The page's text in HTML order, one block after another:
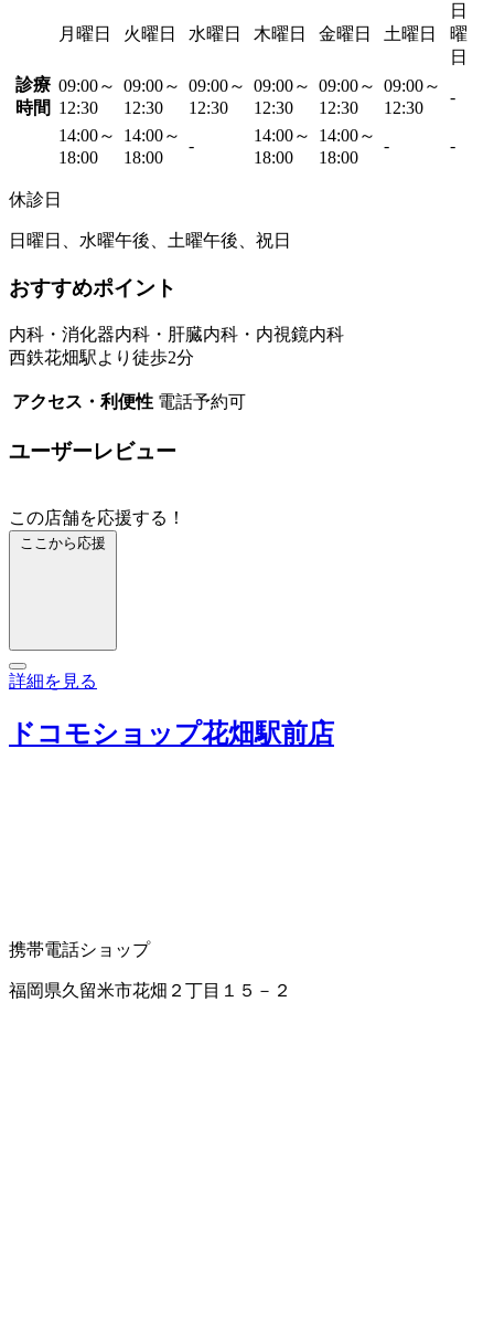
月曜日 火曜日 水曜日 木曜日 金曜日 土曜日
日
曜
日
診療
時間
09:00～
12:30
09:00～
12:30
09:00～
12:30
09:00～
12:30
09:00～
12:30
09:00～
12:30
-
14:00～
18:00
14:00～
18:00
-
14:00～
18:00
14:00～
18:00
- -
休診日
日曜日、水曜午後、土曜午後、祝日
おすすめポイント
内科・消化器内科・肝臓内科・内視鏡内科
西鉄花畑駅より徒歩2分
アクセス・利便性 電話予約可
ユーザーレビュー
この店舗を応援する！
ここから応援
詳細を見る
ドコモショップ花畑駅前店
携帯電話ショップ
福岡県久留米市花畑２丁目１５－２